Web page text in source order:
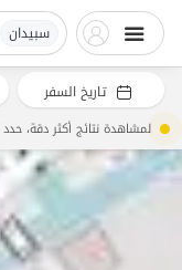
سبیدان
تاريخ السفر
لمشاهدة نتائج أكثر دقة، حدد